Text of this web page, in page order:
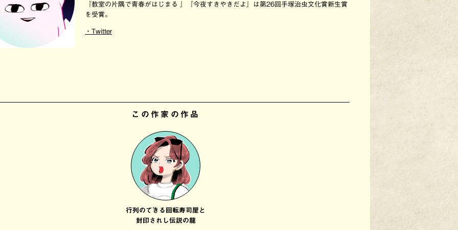
『教室の片隅で青春がはじまる 』『今夜すきやきだよ』は第26回手塚治虫文化賞新生賞
を受賞。
・Twitter
この作家の作品
行列のできる回転寿司屋と
封印されし伝説の龍